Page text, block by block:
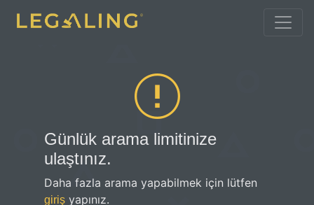
Günlük arama limitinize
ulaştınız.
Daha fazla arama yapabilmek için lütfen
giriş yapınız.